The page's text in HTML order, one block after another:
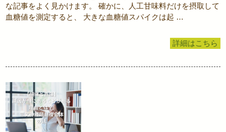
な記事をよく見かけます。 確かに、人工甘味料だけを摂取して
血糖値を測定すると、 大きな血糖値スパイクは起 …
詳細はこちら